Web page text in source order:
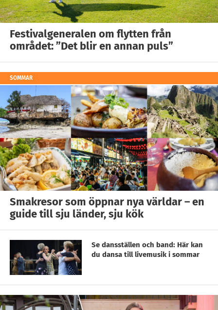
Festivalgeneralen om flytten från
området: ”Det blir en annan puls”
SOMMAR
Smakresor som öppnar nya världar – en
guide till sju länder, sju kök
Se dansställen och band: Här kan
du dansa till livemusik i sommar